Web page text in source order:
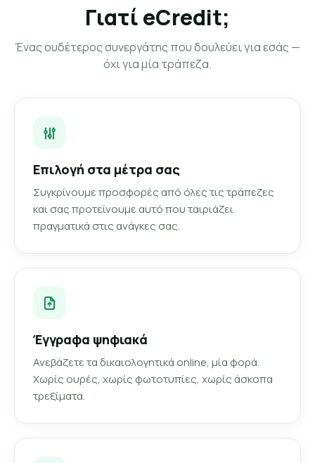
Γιατί eCredit;
Ένας ουδέτερος συνεργάτης που δουλεύει για εσάς —
όχι για μία τράπεζα.
Επιλογή στα μέτρα σας
Συγκρίνουμε προσφορές από όλες τις τράπεζες
και σας προτείνουμε αυτό που ταιριάζει
πραγματικά στις ανάγκες σας.
Έγγραφα ψηφιακά
Ανεβάζετε τα δικαιολογητικά online, μία φορά.
Χωρίς ουρές, χωρίς φωτοτυπίες, χωρίς άσκοπα
τρεξίματα.